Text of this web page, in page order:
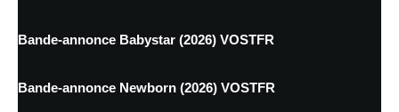
Bande-annonce Babystar (2026) VOSTFR
Bande-annonce Newborn (2026) VOSTFR